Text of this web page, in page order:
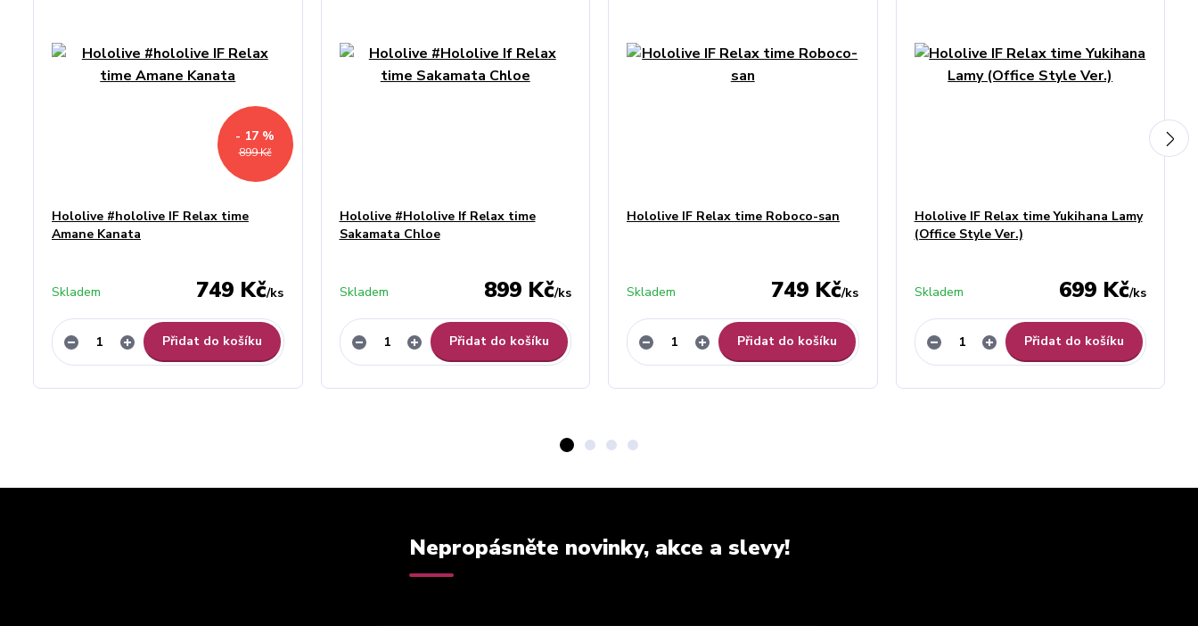
899 Kč
- 17 %
Hololive #hololive IF Relax time
Amane Kanata
749 Kč/ks
Skladem
Přidat do košíku
Hololive #Hololive If Relax time
Sakamata Chloe
899 Kč/ks
Skladem
Přidat do košíku
Hololive IF Relax time Roboco-san
749 Kč/ks
Skladem
Přidat do košíku
Hololive IF Relax time Yukihana Lamy
(Office Style Ver.)
699 Kč/ks
Skladem
Přidat do košíku
Nepropásněte novinky, akce a slevy!